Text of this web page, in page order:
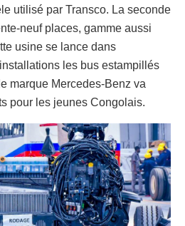
utilisé par Transco. La seconde
neuf places, gamme aussi
usine se lance dans
les bus estampillés
marque Mercedes-Benz va
pour les jeunes Congolais.